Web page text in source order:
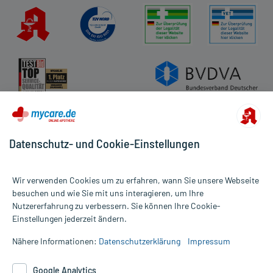
Alle Preise gelten inkl. MwSt., ggf. zzgl. Versandkosten
Informationen auf dieser Website werden ausschließlich für
die Untersuchung und Behandlung durch einen Arzt. Bitte
Datenschutz- und Cookie-Einstellungen
Wir verwenden Cookies um zu erfahren, wann Sie unsere Webseite
besuchen und wie Sie mit uns interagieren, um Ihre
Nutzererfahrung zu verbessern. Sie können Ihre Cookie-
Einstellungen jederzeit ändern.
Nähere Informationen: Datenschutzerklärung Impressum
Google Analytics